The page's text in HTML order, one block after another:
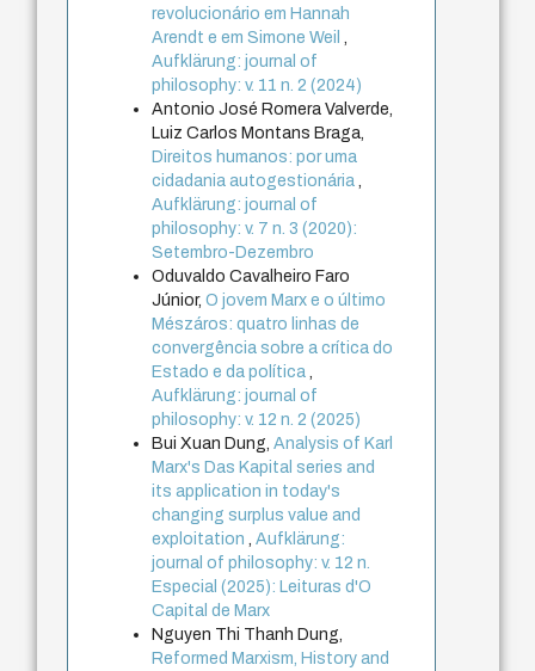
revolucionário em Hannah
Arendt e em Simone Weil
Aufklärung: journal of
philosophy: v. 11 n. 2 (2024)
Antonio José Romera Valverde,
Luiz Carlos Montans Braga,
Direitos humanos: por uma
cidadania autogestionária
Aufklärung: journal of
philosophy: v. 7 n. 3 (2020):
Setembro-Dezembro
Oduvaldo Cavalheiro Faro
Júnior,O jovem Marx e o último
Mészáros: quatro linhas de
convergência sobre a crítica do
Estado e da política
Aufklärung: journal of
philosophy: v. 12 n. 2 (2025)
Bui Xuan Dung,Analysis of Karl
Marx's Das Kapital series and
its application in today's
changing surplus value and
exploitation
,Aufklärung:
journal of philosophy: v. 12 n.
Especial (2025): Leituras d'O
Capital de Marx
Nguyen Thi Thanh Dung,
Reformed Marxism, History and